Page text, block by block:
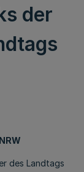
der
des Landtags